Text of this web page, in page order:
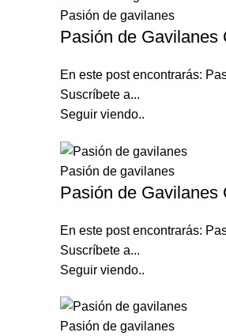
Pasión de gavilanes
Pasión de Gavilanes
En este post encontrarás:
Suscríbete a...
Seguir viendo..
Pasión de gavilanes
Pasión de Gavilanes
En este post encontrarás:
Suscríbete a...
Seguir viendo..
Pasión de gavilanes